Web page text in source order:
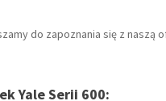
do zapoznania się z naszą
Yale Serii 600: